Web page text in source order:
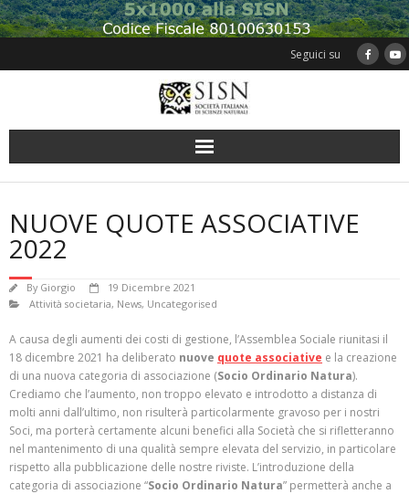
Skip
to
Seguici su
NUOVE QUOTE ASSOCIATIVE
2022
By Giorgio
19 Dicembre 2021
Attività societaria, News, Uncategorised
A causa degli aumenti dei costi di gestione, l’Assemblea Sociale riunitasi il
18 dicembre 2021 ha deliberato nuove quote associative e la creazione
di una nuova categoria di associazione (Socio Ordinario Natura).
Crediamo che l’aumento, non troppo elevato e introdotto a distanza di
molti anni dall’ultimo, non risulterà particolarmente gravoso per i nostri
Soci, ma porterà certamente alcuni benefici alla Società che si rifletteranno
nel mantenimento di una qualità sempre elevata del servizio, in particolare
rispetto alla pubblicazione delle nostre riviste. L’introduzione della
categoria di associazione “Socio Ordinario Natura” permetterà anche a